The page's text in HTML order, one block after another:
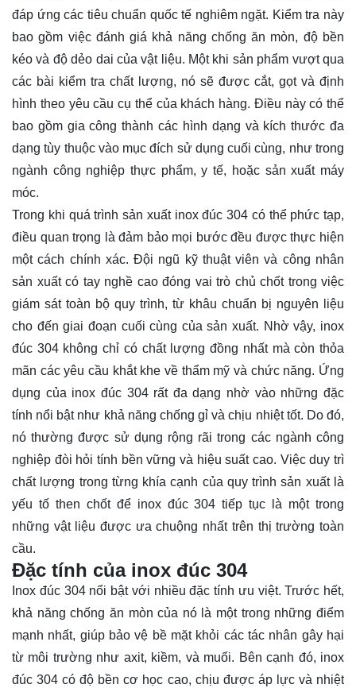
đáp ứng các tiêu chuẩn quốc tế nghiêm ngặt. Kiểm tra này
bao gồm việc đánh giá khả năng chống ăn mòn, độ bền
kéo và độ dẻo dai của vật liệu. Một khi sản phẩm vượt qua
các bài kiểm tra chất lượng, nó sẽ được cắt, gọt và định
hình theo yêu cầu cụ thể của khách hàng. Điều này có thể
bao gồm gia công thành các hình dạng và kích thước đa
dạng tùy thuộc vào mục đích sử dụng cuối cùng, như trong
ngành công nghiệp thực phẩm, y tế, hoặc sản xuất máy
móc.
Trong khi quá trình sản xuất inox đúc 304 có thể phức tạp,
điều quan trọng là đảm bảo mọi bước đều được thực hiện
một cách chính xác. Đội ngũ kỹ thuật viên và công nhân
sản xuất có tay nghề cao đóng vai trò chủ chốt trong việc
giám sát toàn bộ quy trình, từ khâu chuẩn bị nguyên liệu
cho đến giai đoạn cuối cùng của sản xuất. Nhờ vậy, inox
đúc 304 không chỉ có chất lượng đồng nhất mà còn thỏa
mãn các yêu cầu khắt khe về thẩm mỹ và chức năng. Ứng
dụng của inox đúc 304 rất đa dạng nhờ vào những đặc
tính nổi bật như khả năng chống gỉ và chịu nhiệt tốt. Do đó,
nó thường được sử dụng rộng rãi trong các ngành công
nghiệp đòi hỏi tính bền vững và hiệu suất cao. Việc duy trì
chất lượng trong từng khía cạnh của quy trình sản xuất là
yếu tố then chốt để inox đúc 304 tiếp tục là một trong
những vật liệu được ưa chuộng nhất trên thị trường toàn
cầu.
Đặc tính của inox đúc 304
Inox đúc 304 nổi bật với nhiều đặc tính ưu việt. Trước hết,
khả năng chống ăn mòn của nó là một trong những điểm
mạnh nhất, giúp bảo vệ bề mặt khỏi các tác nhân gây hại
từ môi trường như axit, kiềm, và muối. Bên cạnh đó, inox
đúc 304 có độ bền cơ học cao, chịu được áp lực và nhiệt